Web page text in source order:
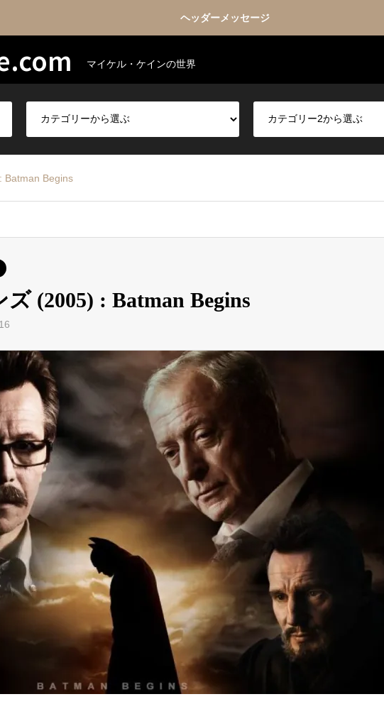
ヘッダーメッセージ
マイケル・ケインの世界
Batman Begins
(2005) : Batman Begins